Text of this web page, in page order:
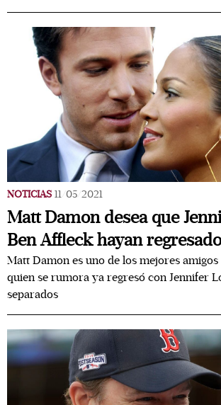
NOTICIAS 11/05/2021
Matt Damon desea que
Ben Affleck hayan regresado
Matt Damon es uno de los mejores
quien se rumora ya regresó con Jennifer
separados